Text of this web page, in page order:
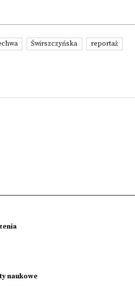
Świrszczyńska
reportaż
naukowe